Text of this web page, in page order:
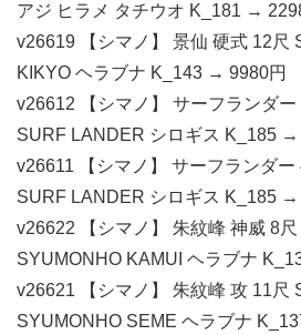
アジ ヒラメ タチウオ K_181 →
v26619 【シマノ】 景仙 硬式 12尺
KIKYO ヘラブナ K_143 → 9980円
v26612 【シマノ】 サーフランダ
SURF LANDER シロギス K_185 →
v26611 【シマノ】 サーフランダ
SURF LANDER シロギス K_185 →
v26622 【シマノ】 朱紋峰 神威 8
SYUMONHO KAMUI ヘラブナ
v26621 【シマノ】 朱紋峰 攻 11尺
SYUMONHO SEME ヘラブナ